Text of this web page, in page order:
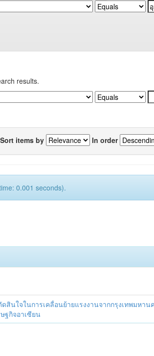
results.
Sort items by In order
0.001 seconds).
สินใจในการเคลื่อนย้ายแรงงานจากกรุงเทพมหาน
ฐกิจอาเซียน